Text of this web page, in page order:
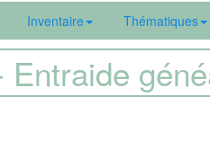
Inventaire Thématiques
Entraide